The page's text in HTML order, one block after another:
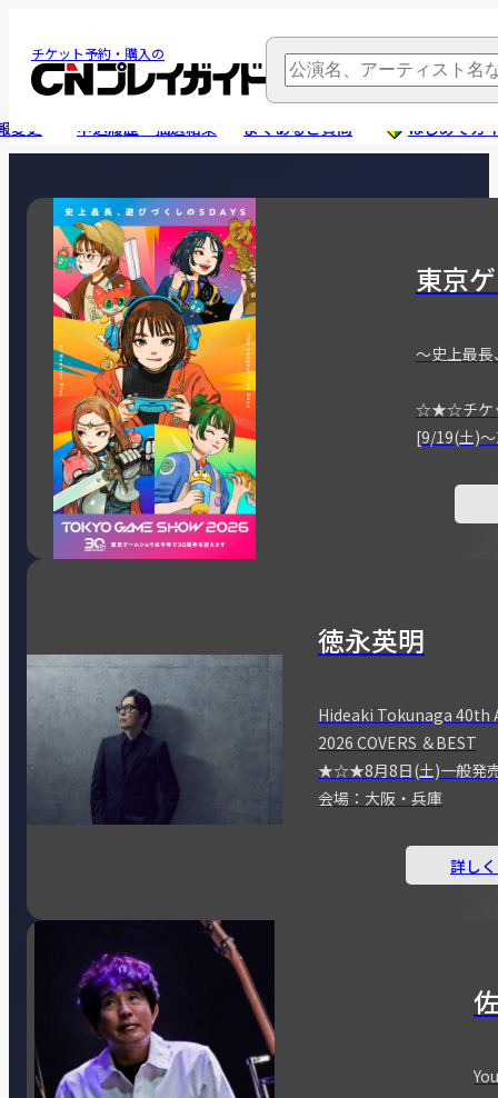
チケット予約・購入の
変更 申込履歴・抽選結果 よくあるご質問 はじめてガ
東京
～史上最長
☆★☆チケ
[9/19(土)
徳永英明
Hideaki Tokunaga 40th
2026 COVERS ＆BEST
★☆★8月8日(土)一般
会場：大阪・兵庫
詳し